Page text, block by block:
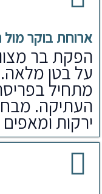
ארוחת בוקר מול
הפקת בר
על בטן מלאה.
מתחיל
העתיקה.
ירקות